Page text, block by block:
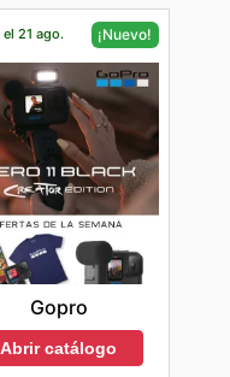
el 21 ago. ¡Nuevo!
Gopro
Abrir catálogo